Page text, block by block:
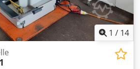
1 / 14